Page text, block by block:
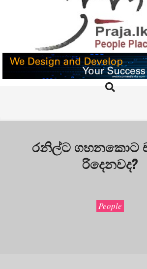
PRAJA.LK
Search
රනිල්ට ගහනකොට
රිදෙනවද?
People